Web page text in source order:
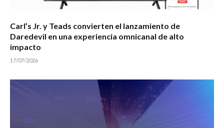
Carl’s Jr. y Teads convierten el lanzamiento de
Daredevil en una experiencia omnicanal de alto
impacto
17/07/2026